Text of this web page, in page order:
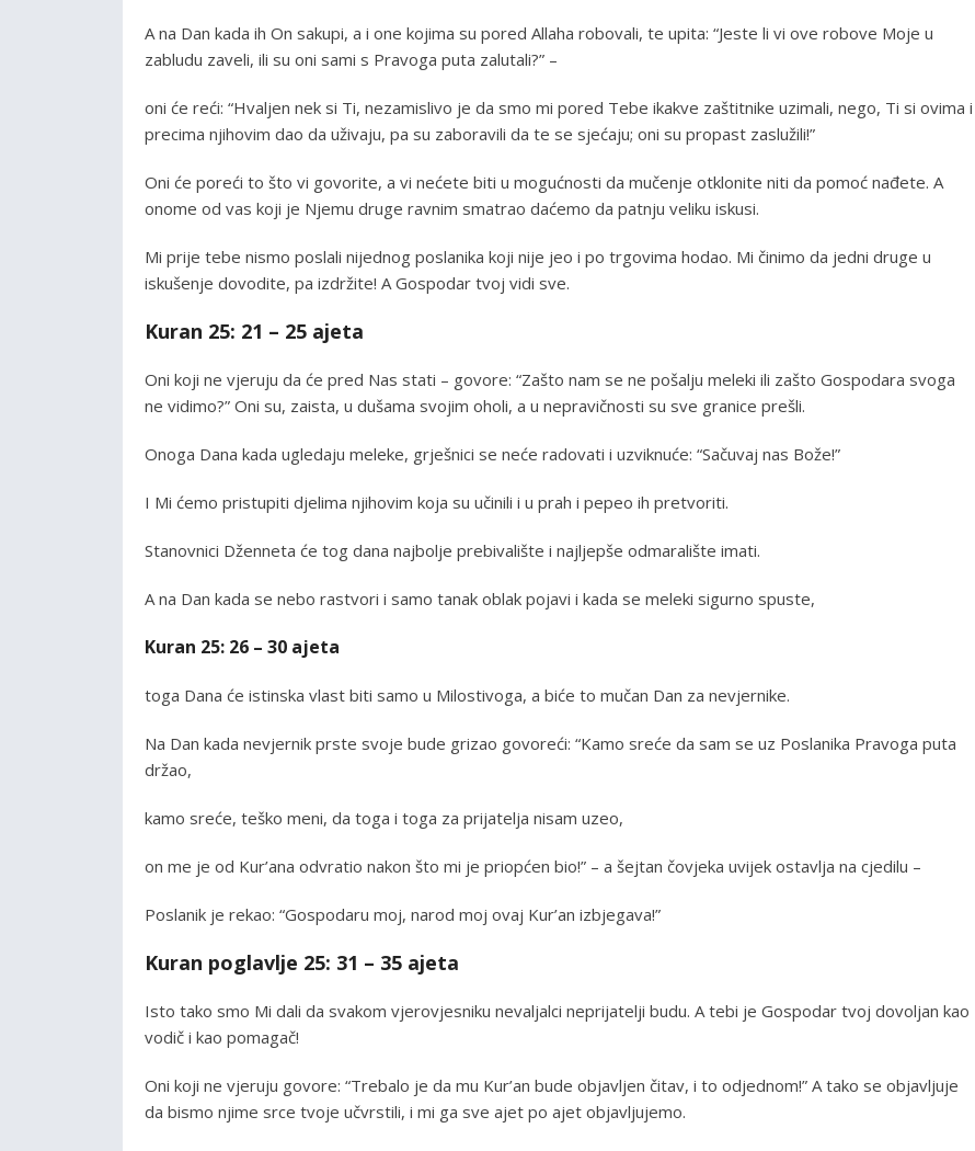
A na Dan kada ih On sakupi, a i one kojima su pored Allaha robovali, te upita: “Jeste li vi ove robove Moje u
zabludu zaveli, ili su oni sami s Pravoga puta zalutali?” –
oni će reći: “Hvaljen nek si Ti, nezamislivo je da smo mi pored Tebe ikakve zaštitnike uzimali, nego, Ti si ovima i
precima njihovim dao da uživaju, pa su zaboravili da te se sjećaju; oni su propast zaslužili!”
Oni će poreći to što vi govorite, a vi nećete biti u mogućnosti da mučenje otklonite niti da pomoć nađete. A
onome od vas koji je Njemu druge ravnim smatrao daćemo da patnju veliku iskusi.
Mi prije tebe nismo poslali nijednog poslanika koji nije jeo i po trgovima hodao. Mi činimo da jedni druge u
iskušenje dovodite, pa izdržite! A Gospodar tvoj vidi sve.
Kuran 25: 21 – 25 ajeta
Oni koji ne vjeruju da će pred Nas stati – govore: “Zašto nam se ne pošalju meleki ili zašto Gospodara svoga
ne vidimo?” Oni su, zaista, u dušama svojim oholi, a u nepravičnosti su sve granice prešli.
Onoga Dana kada ugledaju meleke, grješnici se neće radovati i uzviknuće: “Sačuvaj nas Bože!”
I Mi ćemo pristupiti djelima njihovim koja su učinili i u prah i pepeo ih pretvoriti.
Stanovnici Dženneta će tog dana najbolje prebivalište i najljepše odmaralište imati.
A na Dan kada se nebo rastvori i samo tanak oblak pojavi i kada se meleki sigurno spuste,
Kuran 25: 26 – 30 ajeta
toga Dana će istinska vlast biti samo u Milostivoga, a biće to mučan Dan za nevjernike.
Na Dan kada nevjernik prste svoje bude grizao govoreći: “Kamo sreće da sam se uz Poslanika Pravoga puta
držao,
kamo sreće, teško meni, da toga i toga za prijatelja nisam uzeo,
on me je od Kur’ana odvratio nakon što mi je priopćen bio!” – a šejtan čovjeka uvijek ostavlja na cjedilu –
Poslanik je rekao: “Gospodaru moj, narod moj ovaj Kur’an izbjegava!”
Kuran poglavlje 25: 31 – 35 ajeta
Isto tako smo Mi dali da svakom vjerovjesniku nevaljalci neprijatelji budu. A tebi je Gospodar tvoj dovoljan kao
vodič i kao pomagač!
Oni koji ne vjeruju govore: “Trebalo je da mu Kur’an bude objavljen čitav, i to odjednom!” A tako se objavljuje
da bismo njime srce tvoje učvrstili, i mi ga sve ajet po ajet objavljujemo.